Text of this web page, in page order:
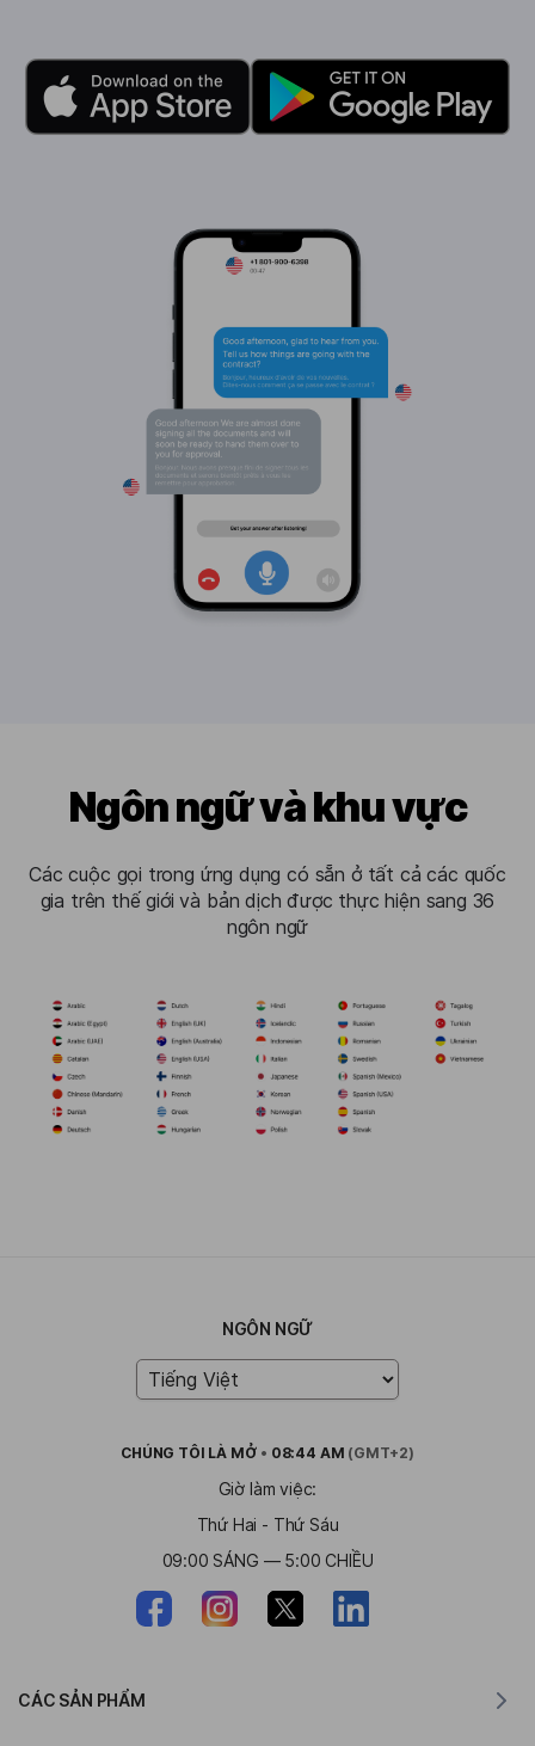
Ngôn ngữ và khu vực
Các cuộc gọi trong ứng dụng có sẵn ở tất cả các quốc
gia trên thế giới và bản dịch được thực hiện sang 36
ngôn ngữ
NGÔN NGỮ
CHÚNG TÔI LÀ MỞ • 08:44 AM (GMT+2)
Giờ làm việc:
Thứ Hai - Thứ Sáu
09:00 SÁNG — 5:00 CHIỀU
CÁC SẢN PHẨM